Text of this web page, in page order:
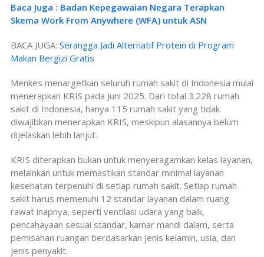
Baca Juga : Badan Kepegawaian Negara Terapkan
Skema Work From Anywhere (WFA) untuk ASN
BACA JUGA: Serangga Jadi Alternatif Protein di Program
Makan Bergizi Gratis
Menkes menargetkan seluruh rumah sakit di Indonesia mulai
menerapkan KRIS pada Juni 2025. Dari total 3.228 rumah
sakit di Indonesia, hanya 115 rumah sakit yang tidak
diwajibkan menerapkan KRIS, meskipun alasannya belum
dijelaskan lebih lanjut.
KRIS diterapkan bukan untuk menyeragamkan kelas layanan,
melainkan untuk memastikan standar minimal layanan
kesehatan terpenuhi di setiap rumah sakit. Setiap rumah
sakit harus memenuhi 12 standar layanan dalam ruang
rawat inapnya, seperti ventilasi udara yang baik,
pencahayaan sesuai standar, kamar mandi dalam, serta
pemisahan ruangan berdasarkan jenis kelamin, usia, dan
jenis penyakit.